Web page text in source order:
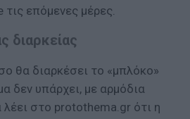
τις επόμενες μέρες.
διαρκείας
θα διαρκέσει το «μπλόκο»
δεν υπάρχει, με αρμόδια
λέει στο protothema.gr ότι η